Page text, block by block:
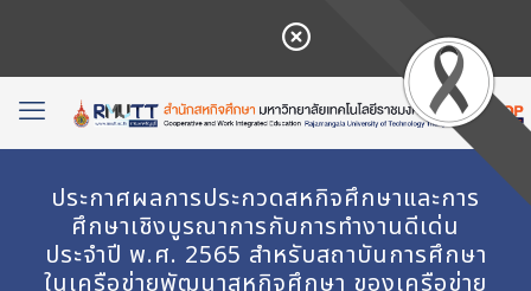
ประกาศผลการประกวดสหกิจศึกษาและการ
ศึกษาเชิงบูรณาการกับการทำงานดีเด่น
ประจำปี พ.ศ. 2565 สำหรับสถาบันการศึกษา